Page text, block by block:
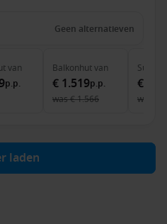
Geen alternatieven
van
p.p.
Balkonhutvan
€ 1.519p.p.
was€ 1.566
Suite
€
was
laden